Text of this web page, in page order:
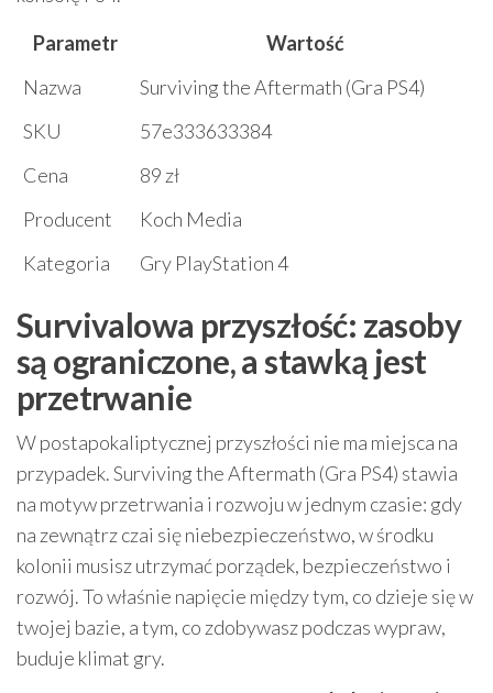
Parametr
Wartość
Nazwa
Surviving the Aftermath (Gra PS4)
SKU
57e333633384
Cena
89 zł
Producent
Koch Media
Kategoria
Gry PlayStation 4
Survivalowa przyszłość: zasoby
są ograniczone, a stawką jest
przetrwanie
W postapokaliptycznej przyszłości nie ma miejsca na
przypadek. Surviving the Aftermath (Gra PS4) stawia
na motyw przetrwania i rozwoju w jednym czasie: gdy
na zewnątrz czai się niebezpieczeństwo, w środku
kolonii musisz utrzymać porządek, bezpieczeństwo i
rozwój. To właśnie napięcie między tym, co dzieje się w
twojej bazie, a tym, co zdobywasz podczas wypraw,
buduje klimat gry.